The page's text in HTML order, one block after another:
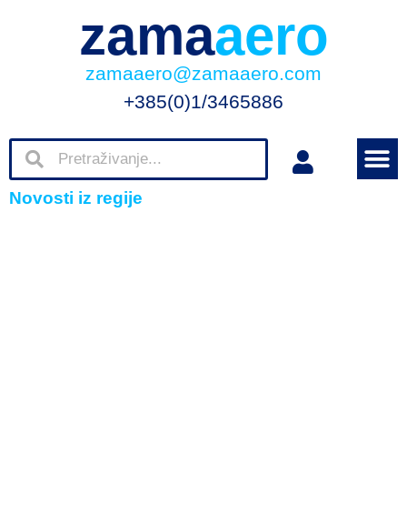
zamaaero
zamaaero@zamaaero.com
+385(0)1/3465886
Novosti iz regije